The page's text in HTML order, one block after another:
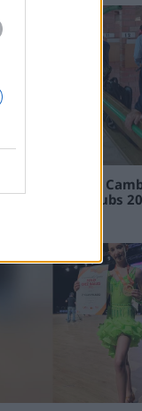
tirades de Flix i
de l’Interclubs